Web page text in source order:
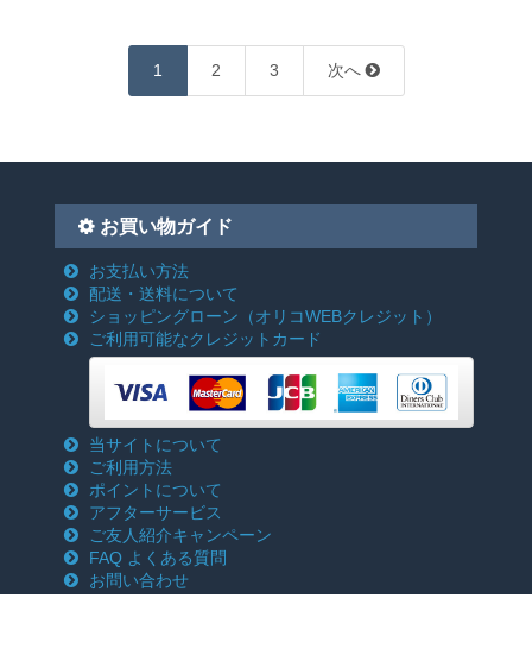
1 2 3 次へ
お買い物ガイド
お支払い方法
配送・送料について
ショッピングローン （オリコWEBクレジット）
ご利用可能なクレジットカード
当サイトについて
ご利用方法
ポイントについて
アフターサービス
ご友人紹介キャンペーン
FAQ よくある質問
お問い合わせ